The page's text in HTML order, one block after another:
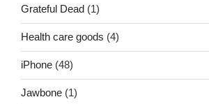
Grateful Dead (1)
Health care goods (4)
iPhone (48)
Jawbone (1)